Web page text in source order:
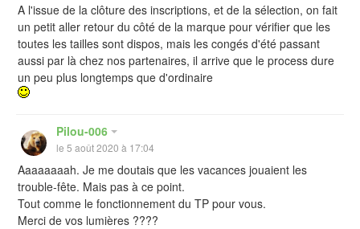
A l'issue de la clôture des inscriptions, et de la sélection, on fait
un petit aller retour du côté de la marque pour vérifier que les
toutes les tailles sont dispos, mais les congés d'été passant
aussi par là chez nos partenaires, il arrive que le process dure
un peu plus longtemps que d'ordinaire
Pilou-006
le 5 août 2020 à 17:04
Aaaaaaaah. Je me doutais que les vacances jouaient les
trouble-fête. Mais pas à ce point.
Tout comme le fonctionnement du TP pour vous.
Merci de vos lumières ????